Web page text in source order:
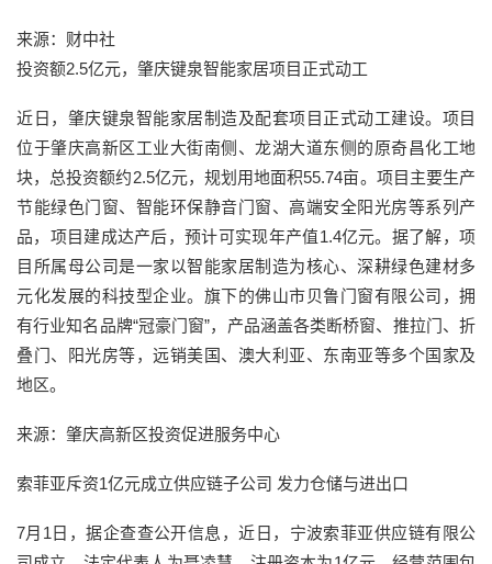
来源：财中社
投资额2.5亿元，肇庆键泉智能家居项目正式动工
近日，肇庆键泉智能家居制造及配套项目正式动工建设。项目
位于肇庆高新区工业大街南侧、龙湖大道东侧的原奇昌化工地
块，总投资额约2.5亿元，规划用地面积55.74亩。项目主要生产
节能绿色门窗、智能环保静音门窗、高端安全阳光房等系列产
品，项目建成达产后，预计可实现年产值1.4亿元。据了解，项
目所属母公司是一家以智能家居制造为核心、深耕绿色建材多
元化发展的科技型企业。旗下的佛山市贝鲁门窗有限公司，拥
有行业知名品牌“冠豪门窗”，产品涵盖各类断桥窗、推拉门、折
叠门、阳光房等，远销美国、澳大利亚、东南亚等多个国家及
地区。
来源：肇庆高新区投资促进服务中心
索菲亚斥资1亿元成立供应链子公司 发力仓储与进出口
7月1日，据企查查公开信息，近日，宁波索菲亚供应链有限公